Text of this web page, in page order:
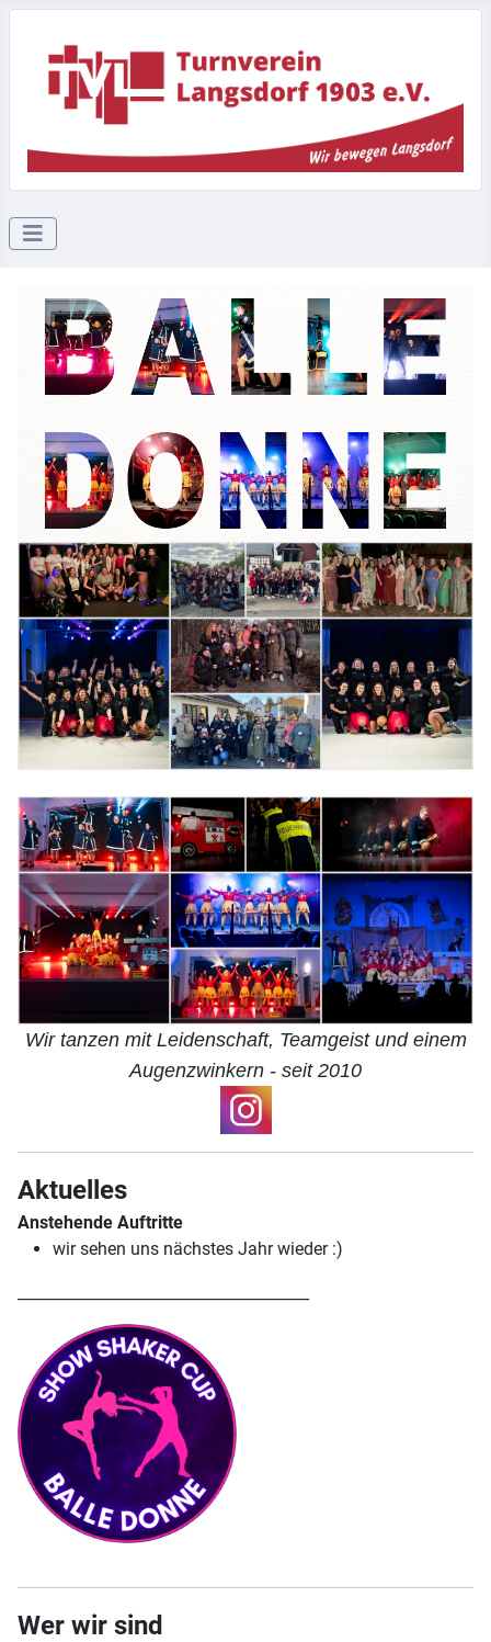
Wir tanzen mit Leidenschaft, Teamgeist und einem
Augenzwinkern - seit 2010
Aktuelles
Anstehende Auftritte
wir sehen uns nächstes Jahr wieder :)
Wer wir sind